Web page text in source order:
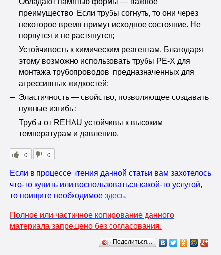
Обладают памятью формы — важное
преимущество. Если трубы согнуть, то они через
некоторое время примут исходное состояние. Не
порвутся и не растянутся;
Устойчивость к химическим реагентам. Благодаря
этому возможно использовать трубы РЕ-Х для
монтажа трубопроводов, предназначенных для
агрессивных жидкостей;
Эластичность — свойство, позволяющее создавать
нужные изгибы;
Трубы от REHAU устойчивы к высоким
температурам и давлению.
0 0
Если в процессе чтения данной статьи вам захотелось
что-то купить или воспользоваться какой-то услугой,
то поищите необходимое здесь.
Полное или частичное копирование данного
материала запрещено без согласования.
Поделиться…